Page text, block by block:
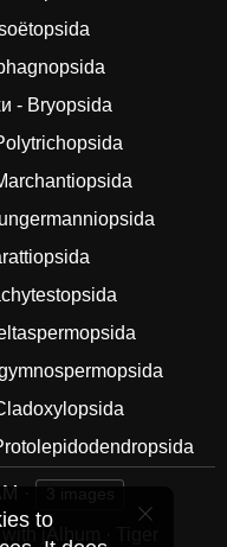
- Bryopsida
jAlbum
to